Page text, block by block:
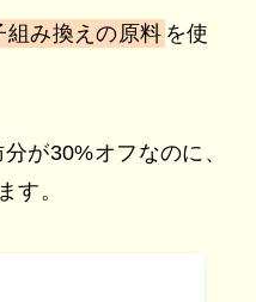
組み換えの原料 を使
が30%オフなのに、
す。